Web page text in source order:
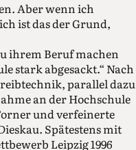
Aber wenn ich
ist das der Grund,
ihrem Beruf machen
stark abgesackt.“ Nach
parallel dazu
an der Hochschule
und verfeinerte
Spätestens mit
Leipzig 1996